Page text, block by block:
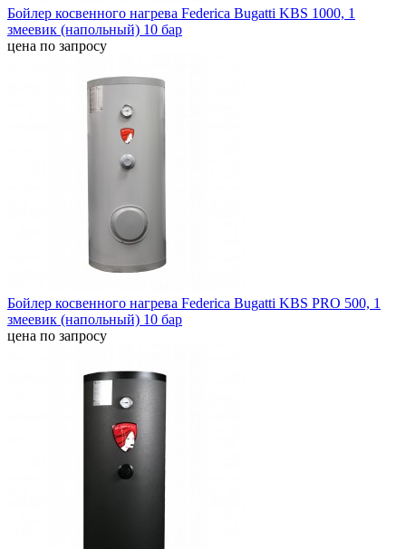
Бойлер косвенного нагрева Federica Bugatti KBS 1000, 1
змеевик (напольный) 10 бар
цена по запросу
Бойлер косвенного нагрева Federica Bugatti KBS PRO 500, 1
змеевик (напольный) 10 бар
цена по запросу